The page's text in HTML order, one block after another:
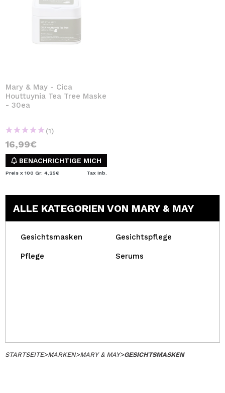
Mary & May - Cica
Houttuynia Tea Tree Maske
- 30ea
(1)
16,99€
BENACHRICHTIGE MICH
Preis x 100 Gr: 4,25€ Tax Inb.
ALLE KATEGORIEN VON MARY & MAY
Gesichtsmasken Gesichtspflege
Pflege Serums
STARTSEITE>MARKEN>MARY & MAY>GESICHTSMASKEN